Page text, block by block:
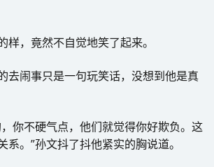
样，竟然不自觉地笑了起来。
去闹事只是一句玩笑话，没想到他是真
你不硬气点，他们就觉得你好欺负。这
系。”孙文抖了抖他紧实的胸说道。